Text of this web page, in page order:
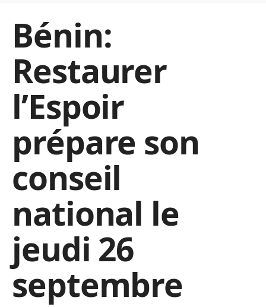
Bénin:
Restaurer
l’Espoir
prépare son
conseil
national le
jeudi 26
septembre